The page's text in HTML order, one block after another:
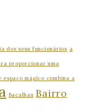
dos seus funcionários a
proporcionar uma
mágico combina a
Bacalhau Bairro